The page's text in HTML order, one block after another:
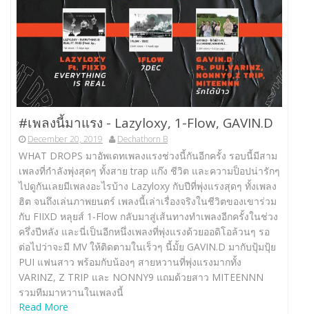
#เพลงนี้มาแรง -​ Lazyloxy, 1-Flow, GAVIN.D
December 20, 2019 Dechathorn B
WHAT DROPS มาอัพเดทเพลงแรงช่วงนี้กันอีกครั้ง รอบนี้มีสาม
เพลงที่กำลังพุ่งสุดๆ ทั้งสาย trap แก๊ง ชีวิต และความป็อปน่ารักๆ
ไปดูกันเลยมีเพลงอะไรบ้าง Lazyloxy กับปีที่พุ่งแรงสุดๆ ทั้งเพลง
ฮิต จนถึงเล่นภาพยนตร์ เพลงนี้เล่าเรื่องจริงในชีวิตของเขาร่วม
กับ FIIXD หลุยส์ 1-Flow กลับมาสู่เส้นทางทำเพลงอีกครั้งในช่วง
ครึ่งปีหลัง และนี่เป็นอีกหนึ่งเพลงที่พุ่งแรงด้วยออดิโอล้วนๆ รอ
ต่อไปว่าจะมี MV ให้ติดตามในเร็วๆ นี้มั้ย GAVIN.D มากับปุ้มปุ้ย
PUI แฟนสาว พร้อมกับน้องๆ สายหวานที่พุ่งแรงมากทั้ง
VARINZ, Z TRIP และ NONNY9 แถมด้วยสาว MITEENNN
รวมทีมมาหวานในเพลงนี้
Read More